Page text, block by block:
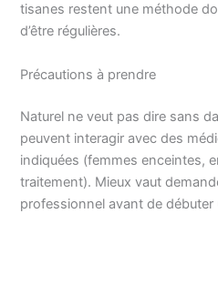
tisanes restent une méthode
d’être régulières.
Précautions à prendre
Naturel ne veut pas dire sans
peuvent interagir avec des
indiquées (femmes enceintes,
traitement). Mieux vaut
professionnel avant de débuter